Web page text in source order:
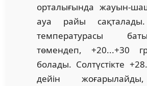
орталығында жауын-
ауа райы
температурасы
төмендеп, +20...+30
болады. Солтүстікте
дейін